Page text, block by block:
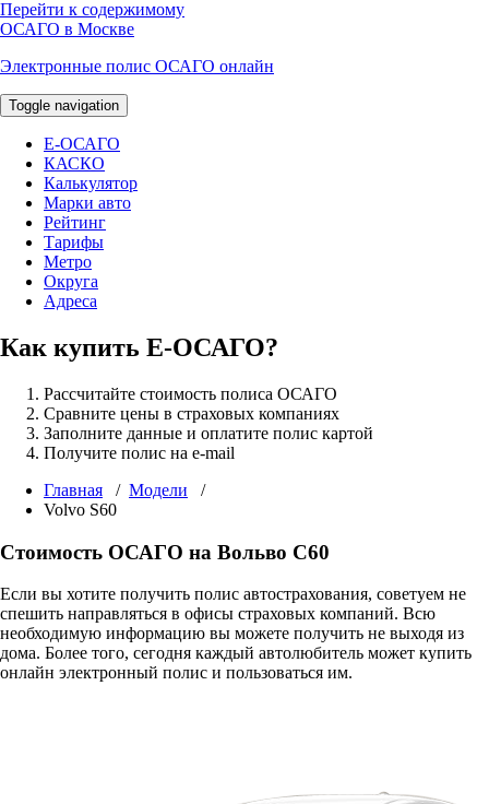
Перейти к содержимому
ОСАГО в Москве
Электронные полис ОСАГО онлайн
Toggle navigation
E-ОСАГО
КАСКО
Калькулятор
Марки авто
Рейтинг
Тарифы
Метро
Округа
Адреса
Как купить Е-ОСАГО?
Рассчитайте стоимость полиса ОСАГО
Сравните цены в страховых компаниях
Заполните данные и оплатите полис картой
Получите полис на e-mail
Главная / Модели /
Volvo S60
Стоимость ОСАГО на Вольво С60
Если вы хотите получить полис автострахования, советуем не
спешить направляться в офисы страховых компаний. Всю
необходимую информацию вы можете получить не выходя из
дома. Более того, сегодня каждый автолюбитель может купить
онлайн электронный полис и пользоваться им.